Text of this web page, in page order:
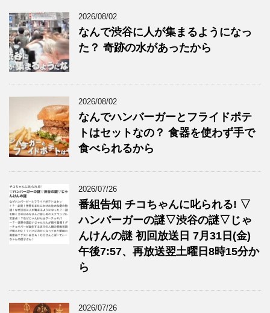
2026/08/02
なんで渋谷に人が集まるようになっ
た？ 奇跡の水があったから
2026/08/02
なんでハンバーガーとフライドポテ
トはセットなの？ 食器を使わず手で
食べられるから
2026/07/26
番組告知 チコちゃんに叱られる! ▽
ハンバーガーの謎▽渋谷の謎▽じゃ
んけんの謎 初回放送日 7月31日(金)
午後7:57、再放送翌土曜日8時15分か
ら
2026/07/26